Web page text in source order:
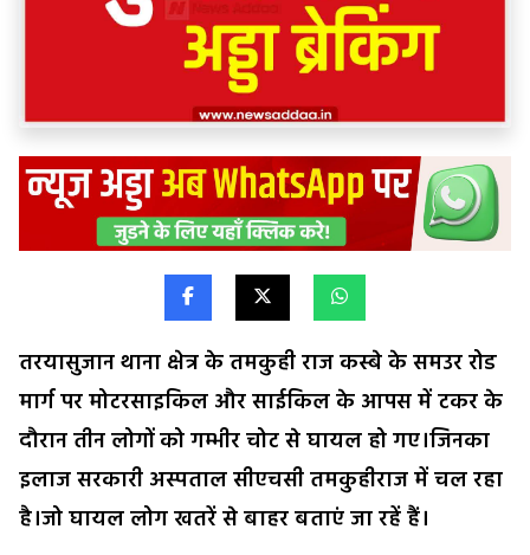
तरयासुजान थाना क्षेत्र के तमकुही राज कस्बे के समउर रोड
मार्ग पर मोटरसाइकिल और साईकिल के आपस में टकर के
दौरान तीन लोगों को गम्भीर चोट से घायल हो गए।जिनका
इलाज सरकारी अस्पताल सीएचसी तमकुहीराज में चल रहा
है।जो घायल लोग खतरें से बाहर बताएं जा रहें हैं।